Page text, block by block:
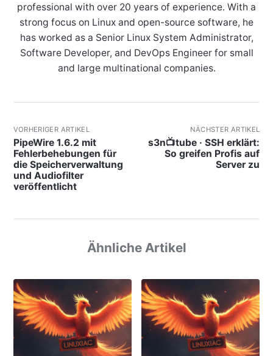
professional with over 20 years of experience. With a
strong focus on Linux and open-source software, he
has worked as a Senior Linux System Administrator,
Software Developer, and DevOps Engineer for small
and large multinational companies.
VORHERIGER ARTIKEL
PipeWire 1.6.2 mit
Fehlerbehebungen für
die Speicherverwaltung
und Audiofilter
veröffentlicht
NÄCHSTER ARTIKEL
s3n📺tube · SSH erklärt:
So greifen Profis auf
Server zu
Ähnliche Artikel